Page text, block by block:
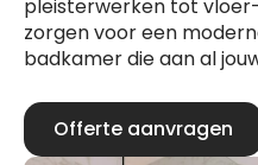
pleisterwerken tot
zorgen voor een
badkamer die aan al
Offerte aanvragen